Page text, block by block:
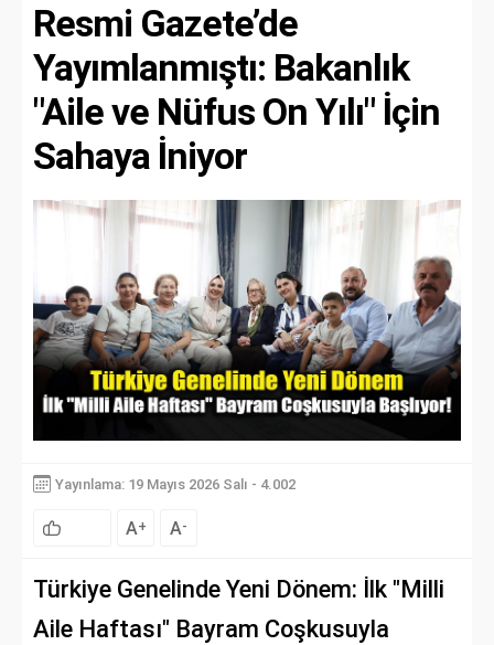
Resmi Gazete’de
Yayımlanmıştı: Bakanlık
"Aile ve Nüfus On Yılı" İçin
Sahaya İniyor
Yayınlama: 19 Mayıs 2026 Salı - 4.002
A+ A-
Türkiye Genelinde Yeni Dönem: İlk "Milli
Aile Haftası" Bayram Coşkusuyla